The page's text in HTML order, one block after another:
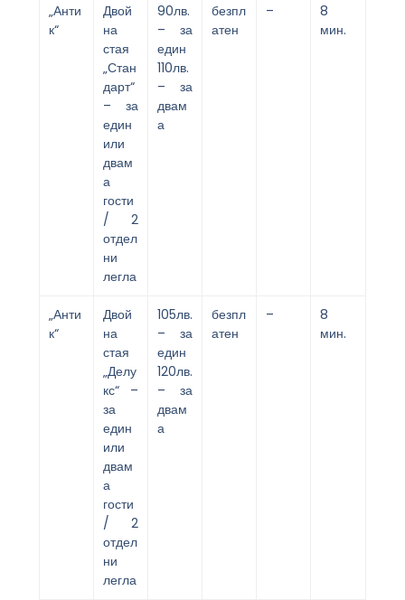
„Анти
к“
Двой
на
стая
„Стан
дарт“
– за
един
или
двам
а
гости
/ 2
отдел
ни
легла
90лв.
– за
един
110лв.
– за
двам
а
безпл
атен
–
8
мин.
„Анти
к“
Двой
на
стая
„Делу
кс“ –
за
един
или
двам
а
гости
/ 2
отдел
ни
легла
105лв.
– за
един
120лв.
– за
двам
а
безпл
атен
–
8
мин.